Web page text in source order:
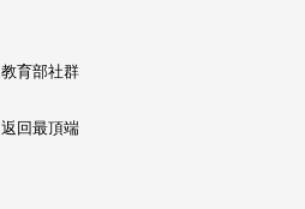
教育部社群
返回最頂端